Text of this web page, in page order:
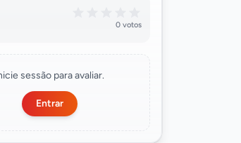
0 votos
sessão para avaliar.
Entrar